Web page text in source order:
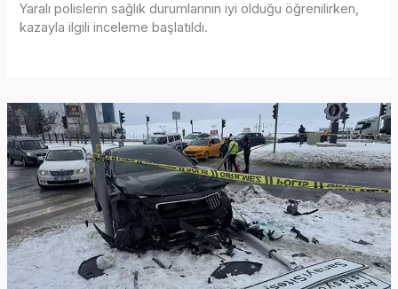
Yaralı polislerin sağlık durumlarının iyi olduğu öğrenilirken,
kazayla ilgili inceleme başlatıldı.